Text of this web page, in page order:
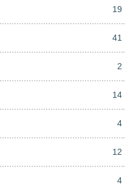
19
41
2
14
4
12
4